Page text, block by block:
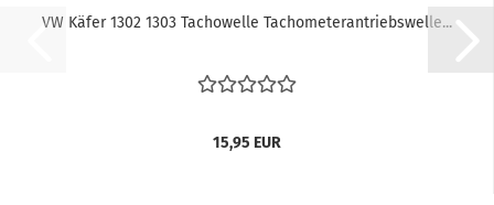
VW Käfer 1302 1303 Tachowelle Tachometerantriebswelle...
15,95 EUR